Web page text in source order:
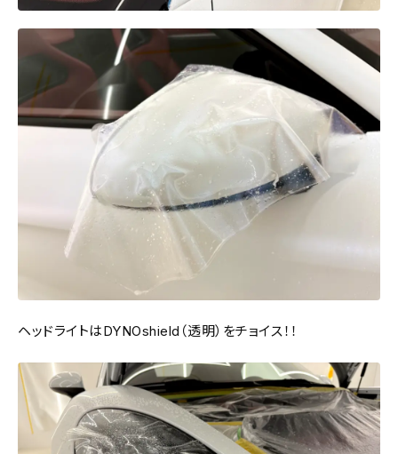
ヘッドライトはDYNOshield（透明）をチョイス！！